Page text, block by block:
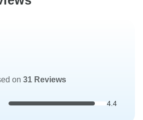
on 31 Reviews
4.4